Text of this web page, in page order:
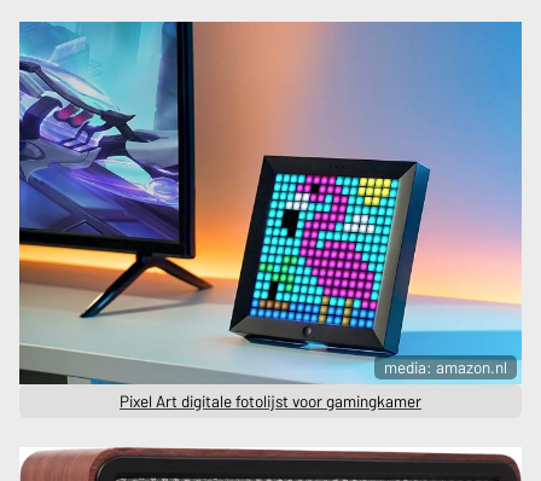
media: amazon.nl
Pixel Art digitale fotolijst voor gamingkamer